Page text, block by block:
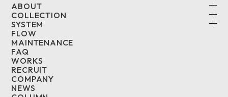
ABOUT
COLLECTION
SYSTEM
FLOW
MAINTENANCE
FAQ
WORKS
RECRUIT
COMPANY
NEWS